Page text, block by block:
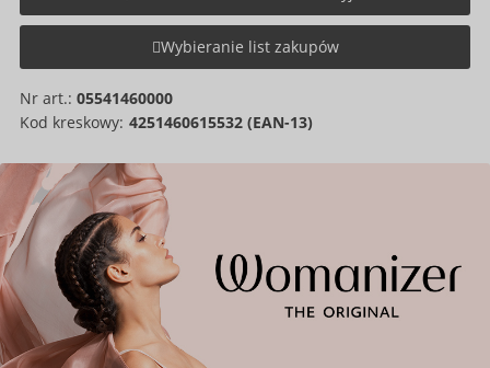
Wybieranie list zakupów
Nr art.: 05541460000
Kod kreskowy: 4251460615532 (EAN-13)